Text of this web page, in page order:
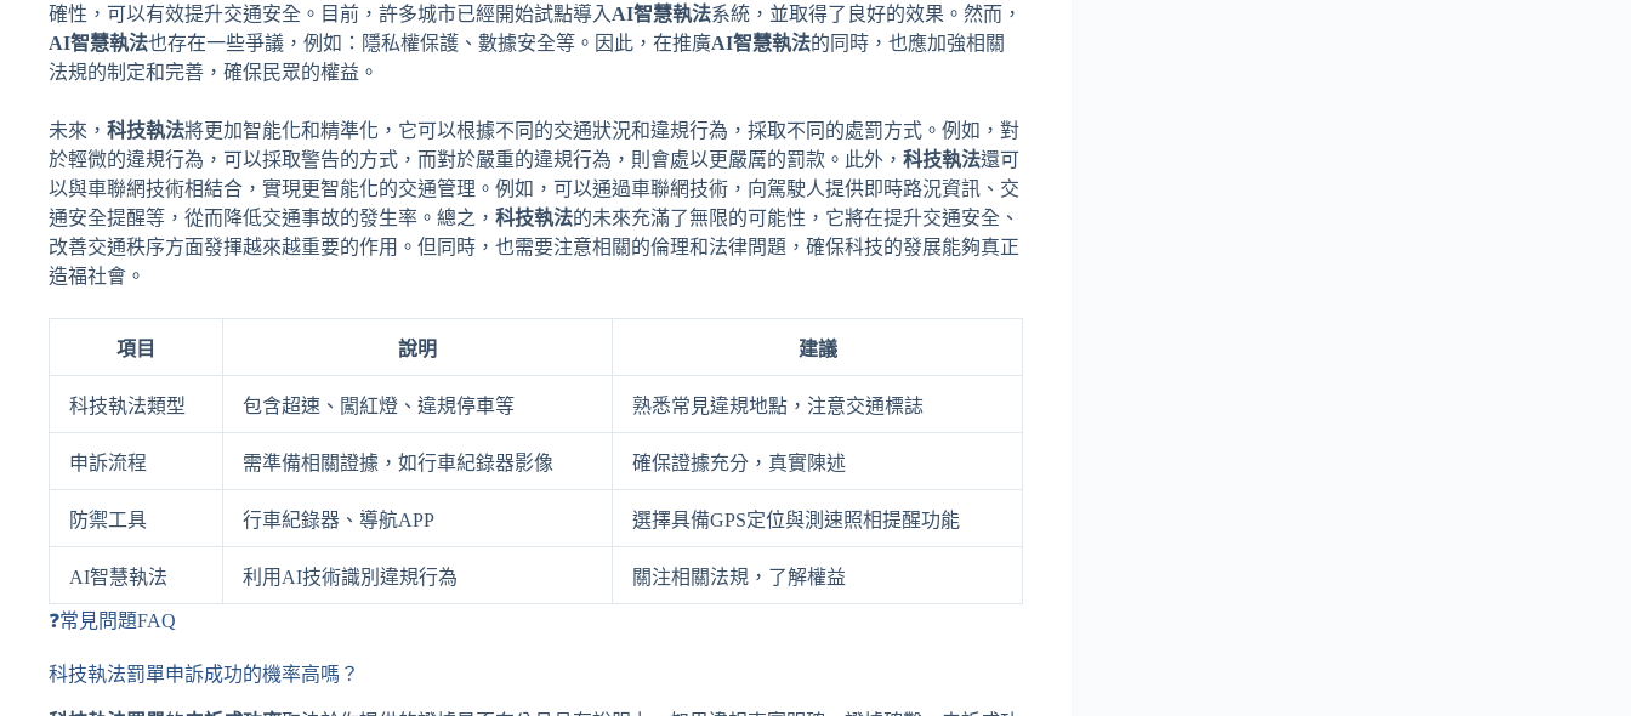
確性，可以有效提升交通安全。目前，許多城市已經開始試點導入 AI智慧執法系統，並取得了良好的效果。然而，
AI智慧執法也存在一些爭議，例如：隱私權保護、數據安全等。因此，在推廣AI智慧執法的同時，也應加強相關
法規的制定和完善，確保民眾的權益。
未來， 科技執法將更加智能化和精準化，它可以根據不同的交通狀況和違規行為，採取不同的處罰方式。例如，對
於輕微的違規行為，可以採取警告的方式，而對於嚴重的違規行為，則會處以更嚴厲的罰款。此外， 科技執法還可
以與車聯網技術相結合，實現更智能化的交通管理。例如，可以通過車聯網技術，向駕駛人提供即時路況資訊、交
通安全提醒等，從而降低交通事故的發生率。總之， 科技執法的未來充滿了無限的可能性，它將在提升交通安全、
改善交通秩序方面發揮越來越重要的作用。但同時，也需要注意相關的倫理和法律問題，確保科技的發展能夠真正
造福社會。
項目 說明 建議
科技執法類型 包含超速、闖紅燈、違規停車等 熟悉常見違規地點，注意交通標誌
申訴流程 需準備相關證據，如行車紀錄器影像 確保證據充分，真實陳述
防禦工具 行車紀錄器、導航APP 選擇具備GPS定位與測速照相提醒功能
AI智慧執法 利用AI技術識別違規行為 關注相關法規，了解權益
❓常見問題FAQ
科技執法罰單申訴成功的機率高嗎？